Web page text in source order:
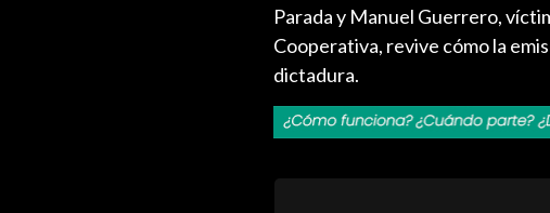
Parada y Manuel Guerrero,
Cooperativa, revive cómo la
dictadura.